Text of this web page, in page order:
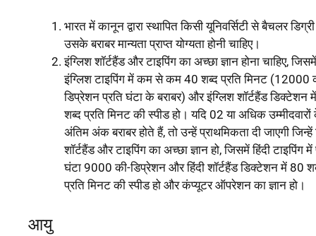
भारत में कानून द्वारा स्थापित किसी यूनिवर्सिटी से बैचलर डिग्री
उसके बराबर मान्यता प्राप्त योग्यता होनी चाहिए।
इंग्लिश शॉर्टहैंड और टाइपिंग का अच्छा ज्ञान होना चाहिए, जिसमें
इंग्लिश टाइपिंग में कम से कम 40 शब्द प्रति मिनट (12000
डिप्रेशन प्रति घंटा के बराबर) और इंग्लिश शॉर्टहैंड डिक्टेशन
शब्द प्रति मिनट की स्पीड हो। यदि 02 या अधिक
अंतिम अंक बराबर होते हैं, तो उन्हें प्राथमिकता दी जाएगी जिन्हें
शॉर्टहैंड और टाइपिंग का अच्छा ज्ञान हो, जिसमें हिंदी टाइपिंग में
घंटा 9000 की-डिप्रेशन और हिंदी शॉर्टहैंड डिक्टेशन में 80
प्रति मिनट की स्पीड हो और कंप्यूटर ऑपरेशन का ज्ञान हो।
आयु